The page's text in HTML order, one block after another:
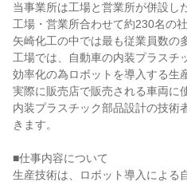
当事業所は工場と営業所が併設し
工場・営業所合わせて約230名の
矢崎化工の中では最も従業員数の
工場では、自動車の内装プラスチ
効率化の為ロボットを導入する生
実際に販売店で販売される車両に
内装プラスチック部品設計の技術
きます。
■仕事内容について
生産技術は、ロボット導入による